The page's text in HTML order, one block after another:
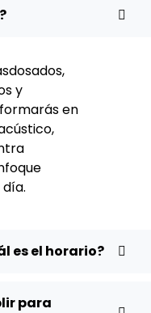
y
en
es el horario?
para